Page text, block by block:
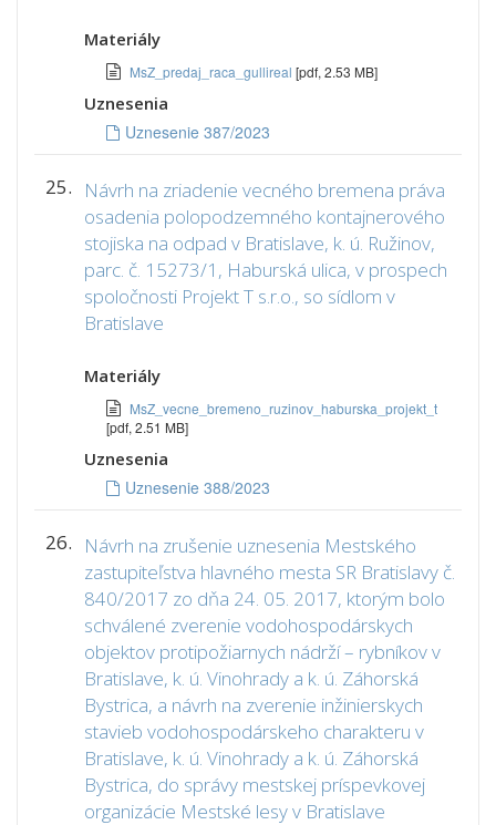
Materiály
MsZ_predaj_raca_gullireal [pdf, 2.53 MB]
Uznesenia
Uznesenie 387/2023
25.
Návrh na zriadenie vecného bremena práva
osadenia polopodzemného kontajnerového
stojiska na odpad v Bratislave, k. ú. Ružinov,
parc. č. 15273/1, Haburská ulica, v prospech
spoločnosti Projekt T s.r.o., so sídlom v
Bratislave
Materiály
MsZ_vecne_bremeno_ruzinov_haburska_projekt_t
[pdf, 2.51 MB]
Uznesenia
Uznesenie 388/2023
26.
Návrh na zrušenie uznesenia Mestského
zastupiteľstva hlavného mesta SR Bratislavy č.
840/2017 zo dňa 24. 05. 2017, ktorým bolo
schválené zverenie vodohospodárskych
objektov protipožiarnych nádrží – rybníkov v
Bratislave, k. ú. Vinohrady a k. ú. Záhorská
Bystrica, a návrh na zverenie inžinierskych
stavieb vodohospodárskeho charakteru v
Bratislave, k. ú. Vinohrady a k. ú. Záhorská
Bystrica, do správy mestskej príspevkovej
organizácie Mestské lesy v Bratislave